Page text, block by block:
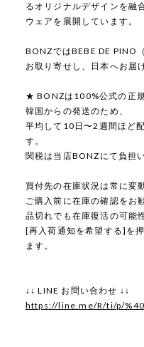
るオリジナルデザインを融
ウェアを展開しています。
BONZではBEBE DE PINO
お取り寄せし、日本へお届
★ BONZは100%公式の正
韓国からの発送のため、
平均して10日〜2週間ほど
す。
関税は当店BONZにて負担
買付先の在庫状況は常に変
ご購入前に在庫の確認をお
品切れでも在庫復活の可能
[再入荷通知を希望する]を
ます。
↓↓ LINE お問い合わせ ↓↓
https://line.me/R/ti/p/